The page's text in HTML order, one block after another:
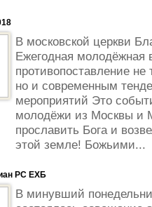
В московской церкви
Ежегодная молодёжная
противопоставление
но и современным
мероприятий Это
молодёжи из Москвы и
прославить Бога и
этой земле! Божьими...
РС ЕХБ
В минувший